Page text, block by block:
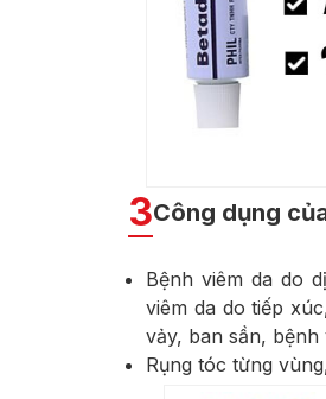
3Công dụng
Bệnh viêm da do
viêm da do tiếp
vảy, ban sần,
Rụng tóc từng